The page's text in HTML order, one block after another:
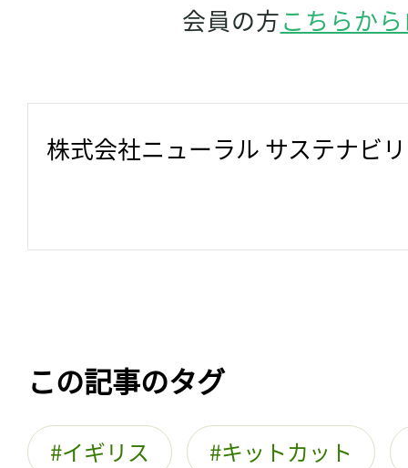
会員の方こちらか
株式会社ニューラル サステナビ
この記事のタグ
イギリス キットカット